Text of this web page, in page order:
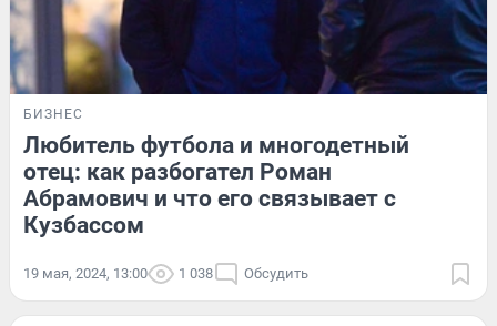
БИЗНЕС
Любитель футбола и многодетный
отец: как разбогател Роман
Абрамович и что его связывает с
Кузбассом
19 мая, 2024, 13:00 1 038 Обсудить